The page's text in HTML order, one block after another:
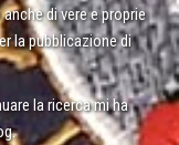
di vere e proprie
la pubblicazione di
la ricerca mi ha